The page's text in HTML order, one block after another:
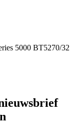
5000 BT5270/32